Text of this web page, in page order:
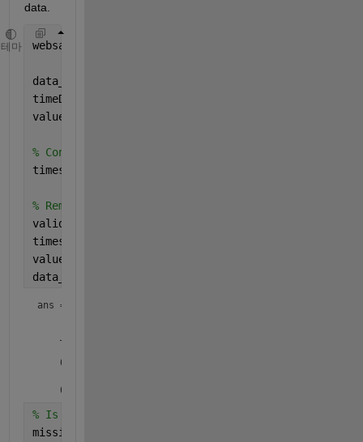
data.
테마 websave(
data_origin = readtable(
timeData = data_origin.Var1;
values = data_origin.Var2;
% Convert datetime to numerical values
timestamps = datenum(timeData);
% Remove NaN or Inf values from the arrays
validIndices = isfinite(timestamps);
timestamps = timestamps(validIndices);
values = values(validIndices);
data_origin(188:190,:)
ans =
    08-Jan-2020 23:35:00    0.44
% Is there missing entries in the data:
missing_entries = any(isnat(data_origin.Var1) |